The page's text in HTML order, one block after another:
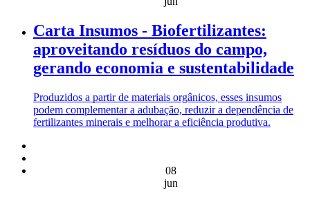
Carta Insumos - Biofertilizantes:
aproveitando resíduos do campo,
gerando economia e sustentabilidade
Produzidos a partir de materiais orgânicos, esses insumos
podem complementar a adubação, reduzir a dependência de
fertilizantes minerais e melhorar a eficiência produtiva.
08
jun